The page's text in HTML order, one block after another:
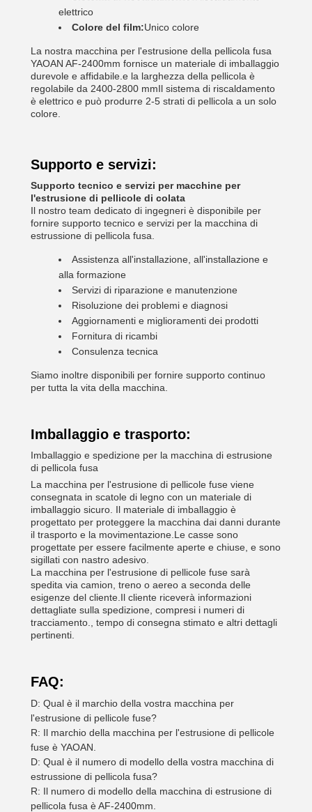
elettrico
Colore del film:Unico colore
La nostra macchina per l'estrusione della pellicola fusa
YAOAN AF-2400mm fornisce un materiale di imballaggio
durevole e affidabile.e la larghezza della pellicola è
regolabile da 2400-2800 mmIl sistema di riscaldamento
è elettrico e può produrre 2-5 strati di pellicola a un solo
colore.
Supporto e servizi:
Supporto tecnico e servizi per macchine per
l'estrusione di pellicole di colata
Il nostro team dedicato di ingegneri è disponibile per
fornire supporto tecnico e servizi per la macchina di
estrussione di pellicola fusa.
Assistenza all'installazione, all'installazione e
alla formazione
Servizi di riparazione e manutenzione
Risoluzione dei problemi e diagnosi
Aggiornamenti e miglioramenti dei prodotti
Fornitura di ricambi
Consulenza tecnica
Siamo inoltre disponibili per fornire supporto continuo
per tutta la vita della macchina.
Imballaggio e trasporto:
Imballaggio e spedizione per la macchina di estrusione
di pellicola fusa
La macchina per l'estrusione di pellicole fuse viene
consegnata in scatole di legno con un materiale di
imballaggio sicuro. Il materiale di imballaggio è
progettato per proteggere la macchina dai danni durante
il trasporto e la movimentazione.Le casse sono
progettate per essere facilmente aperte e chiuse, e sono
sigillati con nastro adesivo.
La macchina per l'estrusione di pellicole fuse sarà
spedita via camion, treno o aereo a seconda delle
esigenze del cliente.Il cliente riceverà informazioni
dettagliate sulla spedizione, compresi i numeri di
tracciamento., tempo di consegna stimato e altri dettagli
pertinenti.
FAQ:
D: Qual è il marchio della vostra macchina per
l'estrusione di pellicole fuse?
R: Il marchio della macchina per l'estrusione di pellicole
fuse è YAOAN.
D: Qual è il numero di modello della vostra macchina di
estrussione di pellicola fusa?
R: Il numero di modello della macchina di estrusione di
pellicola fusa è AF-2400mm.